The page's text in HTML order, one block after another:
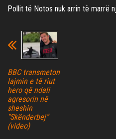
Pollit të Notos nuk arrin të marrë
BBC transmeton
lajmin e të riut
hero që ndali
agresorin në
sheshin
“Skënderbej”
(video)